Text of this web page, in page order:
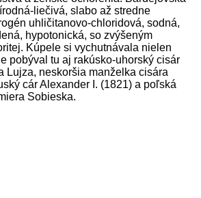
liečivá, slabo až stredne
uhličitanovo-chloridová, sodná,
hypotonická, so zvýšeným
Kúpele si vychutnávala nielen
pobýval tu aj rakúsko-uhorský cisár
Lujza, neskoršia manželka cisára
cár Alexander I. (1821) a poľská
Sobieska.